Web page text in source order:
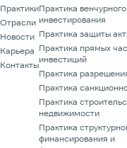
Практики
Отрасли
Новости
Карьера
Контакты
Практика венчурного
инвестирования
Практика защиты
Практика прямых
инвестиций
Практика
Практика
Практика
недвижимости
Практика
финансирования и